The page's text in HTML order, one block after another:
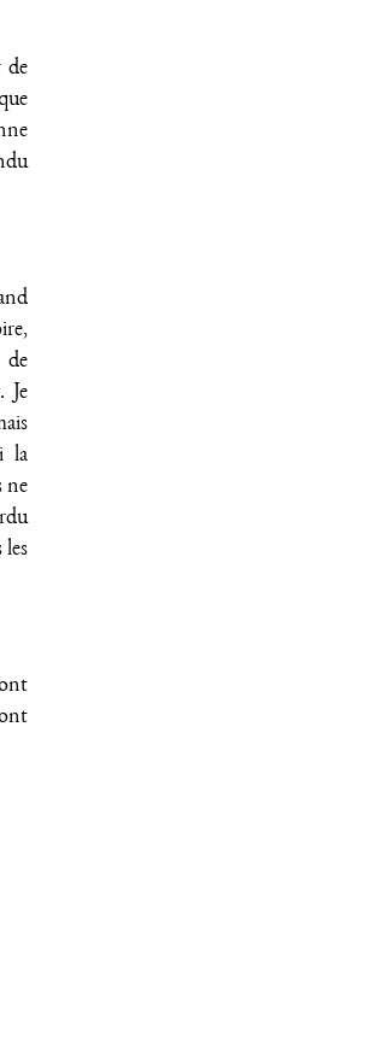
de
de
Je
la
ne
les